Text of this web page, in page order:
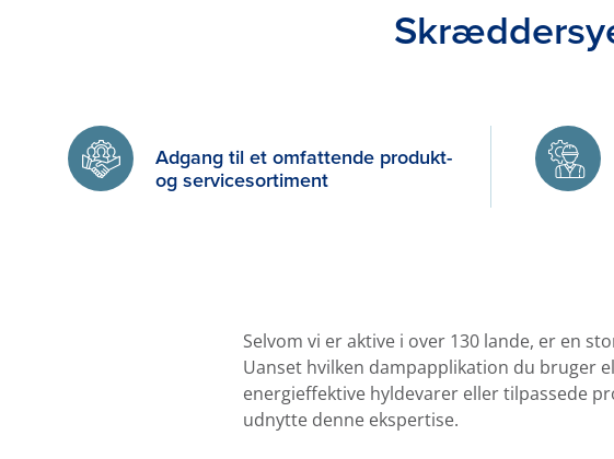
Adgang til et omfattende produkt-
og servicesortiment
Selvom vi er aktive i over 130 lande, er en
Uanset hvilken dampapplikation du bruger
energieffektive hyldevarer eller tilpassede
udnytte denne ekspertise.